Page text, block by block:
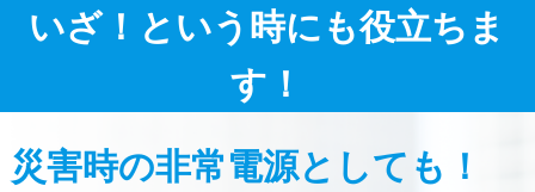
いざ！という時にも役立ちま
す！
災害時の非常電源としても！